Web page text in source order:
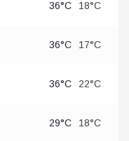
36°C 18°C
36°C 17°C
36°C 22°C
29°C 18°C